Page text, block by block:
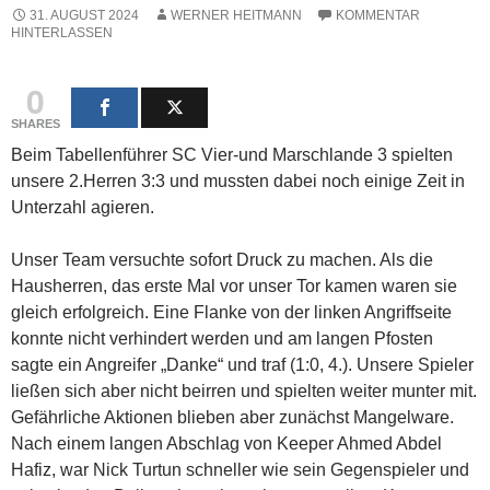
31. AUGUST 2024 WERNER HEITMANN
KOMMENTAR
HINTERLASSEN
0
SHARES
Beim Tabellenführer SC Vier-und Marschlande 3 spielten
unsere 2.Herren 3:3 und mussten dabei noch einige Zeit in
Unterzahl agieren.
Unser Team versuchte sofort Druck zu machen. Als die
Hausherren, das erste Mal vor unser Tor kamen waren sie
gleich erfolgreich. Eine Flanke von der linken Angriffseite
konnte nicht verhindert werden und am langen Pfosten
sagte ein Angreifer „Danke“ und traf (1:0, 4.). Unsere Spieler
ließen sich aber nicht beirren und spielten weiter munter mit.
Gefährliche Aktionen blieben aber zunächst Mangelware.
Nach einem langen Abschlag von Keeper Ahmed Abdel
Hafiz, war Nick Turtun schneller wie sein Gegenspieler und